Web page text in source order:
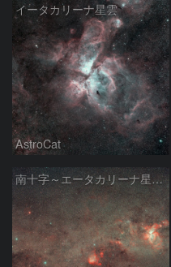
イータカリーナ星雲
AstroCat
南十字～エータカリーナ星雲付近